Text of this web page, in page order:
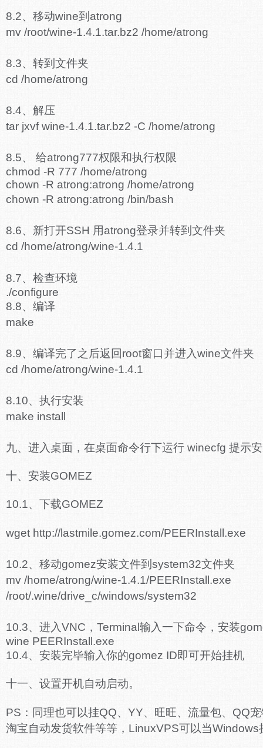
8.2、移动wine到atrong
mv /root/wine-1.4.1.tar.bz2 /home/atrong
8.3、转到文件夹
cd /home/atrong
8.4、解压
tar jxvf wine-1.4.1.tar.bz2 -C /home/atrong
8.5、 给atrong777权限和执行权限
chmod -R 777 /home/atrong
chown -R atrong:atrong /home/atrong
chown -R atrong:atrong /bin/bash
8.6、新打开SSH 用atrong登录并转到文件夹
cd /home/atrong/wine-1.4.1
8.7、检查环境
./configure
8.8、编译
make
8.9、编译完了之后返回root窗口并进入wine文件夹
cd /home/atrong/wine-1.4.1
8.10、执行安装
make install
九、进入桌面，在桌面命令行下运行 winecfg 提示
十、安装GOMEZ
10.1、下载GOMEZ
wget http://lastmile.gomez.com/PEERInstall.exe
10.2、移动gomez安装文件到system32文件夹
mv /home/atrong/wine-1.4.1/PEERInstall.exe
/root/.wine/drive_c/windows/system32
10.3、进入VNC，Terminal输入一下命令，安装
wine PEERInstall.exe
10.4、安装完毕输入你的gomez ID即可开始挂机
十一、设置开机自动启动。
PS：同理也可以挂QQ、YY、旺旺、流量包、QQ
淘宝自动发货软件等等，LinuxVPS可以当Windows